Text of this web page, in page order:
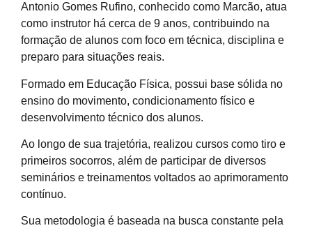
Antonio Gomes Rufino, conhecido como Marcão, atua
como instrutor há cerca de 9 anos, contribuindo na
formação de alunos com foco em técnica, disciplina e
preparo para situações reais.
Formado em Educação Física, possui base sólida no
ensino do movimento, condicionamento físico e
desenvolvimento técnico dos alunos.
Ao longo de sua trajetória, realizou cursos como tiro e
primeiros socorros, além de participar de diversos
seminários e treinamentos voltados ao aprimoramento
contínuo.
Sua metodologia é baseada na busca constante pela